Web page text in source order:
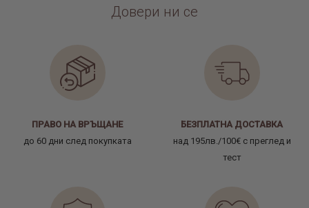
Довери ни се
ПРАВО НА ВРЪЩАНЕ
до 60 дни след покупката
БЕЗПЛАТНА ДОСТАВКА
над 195лв./100€ с преглед и
тест